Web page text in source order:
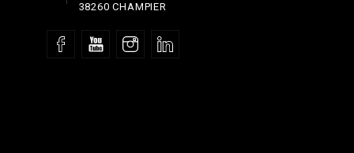
38260 CHAMPIER